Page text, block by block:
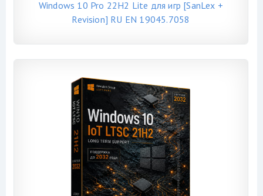
Windows 10 Pro 22H2 Lite для игр [SanLex +
Revision] RU EN 19045.7058